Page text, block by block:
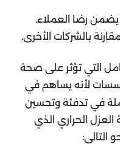
يضمن رضا العملاء.
بالشركات الأخرى.
التي تؤثر على صحة
لأنه يساهم في
في تدفئة وتحسين
الحراري الذي
التالي: